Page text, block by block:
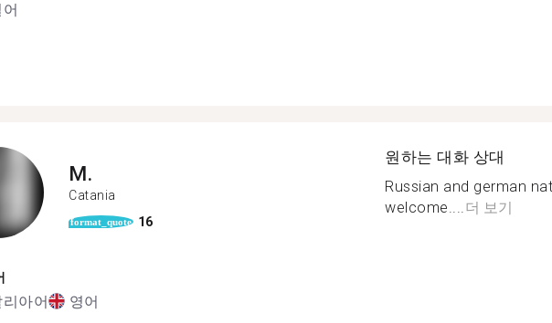
M.
Catania
format_quote 16
리아어 영어
원하는 대화 상대
Russian and german
welcome....더 보기